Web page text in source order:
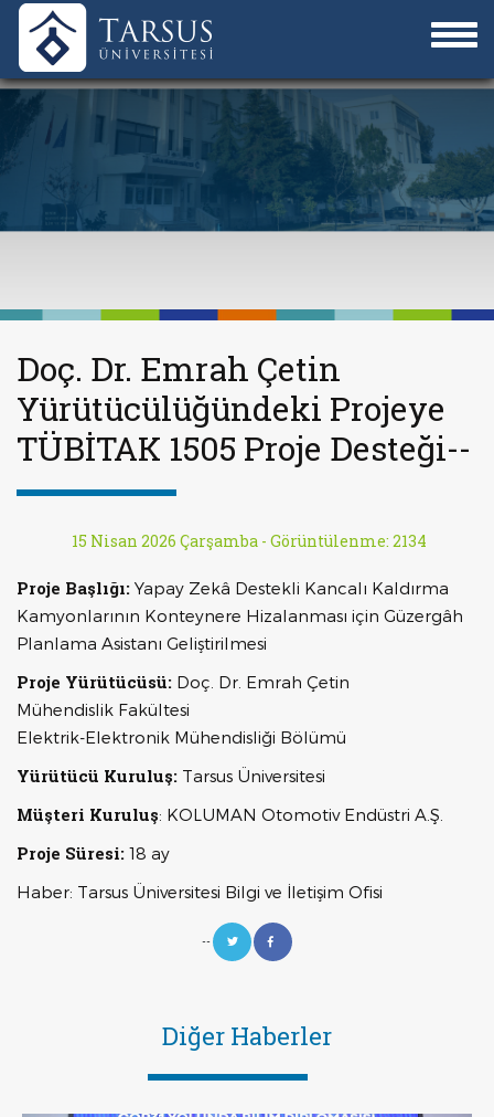
Doç. Dr. Emrah Çetin
Yürütücülüğündeki Projeye
TÜBİTAK 1505 Proje Desteği--
15 Nisan 2026 Çarşamba - Görüntülenme: 2134
Proje Başlığı: Yapay Zekâ Destekli Kancalı Kaldırma
Kamyonlarının Konteynere Hizalanması için Güzergâh
Planlama Asistanı Geliştirilmesi
Proje Yürütücüsü: Doç. Dr. Emrah Çetin
Mühendislik Fakültesi
Elektrik-Elektronik Mühendisliği Bölümü
Yürütücü Kuruluş: Tarsus Üniversitesi
Müşteri Kuruluş: KOLUMAN Otomotiv Endüstri A.Ş.
Proje Süresi: 18 ay
Haber: Tarsus Üniversitesi Bilgi ve İletişim Ofisi
--
Diğer Haberler